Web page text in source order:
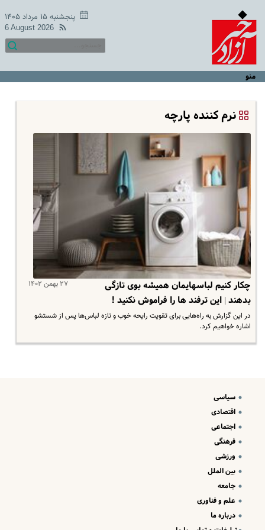
پنجشنبه ۱۵ مرداد ۱۴۰۵
6 August 2026
منو
نرم کننده پارچه
۲۷ بهمن ۱۴۰۲
چکار کنیم لباسهایمان همیشه بوی تازگی
بدهند | این ترفند ها را فراموش نکنید !
در این گزارش به راه‌هایی برای تقویت رایحه خوب و تازه لباس‌ها پس از شستشو
اشاره خواهیم کرد.
سیاسی
اقتصادی
اجتماعی
فرهنگی
ورزشی
بین الملل
جامعه
علم و فناوری
درباره ما